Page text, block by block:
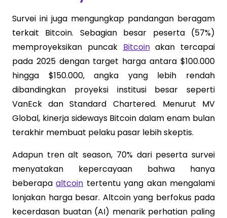
Survei ini juga mengungkap pandangan beragam
terkait Bitcoin. Sebagian besar peserta (57%)
memproyeksikan puncak Bitcoinakan tercapai
pada 2025 dengan target harga antara $100.000
hingga $150.000, angka yang lebih rendah
dibandingkan proyeksi institusi besar seperti
VanEck dan Standard Chartered. Menurut MV
Global, kinerja sideways Bitcoin dalam enam bulan
terakhir membuat pelaku pasar lebih skeptis.
Adapun tren alt season, 70% dari peserta survei
menyatakan kepercayaan bahwa hanya
beberapaaltcoin tertentu yang akan mengalami
lonjakan harga besar. Altcoin yang berfokus pada
kecerdasan buatan (AI) menarik perhatian paling